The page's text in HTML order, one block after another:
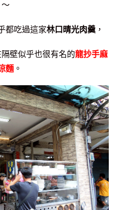
～
都吃過這家林口晴光肉羹 ，
壁似乎也很有名的龍抄手麻
麵 。